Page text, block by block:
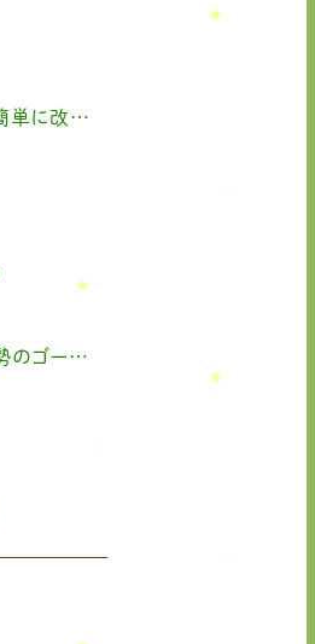
二重アゴと喉のたるみを簡単に改善したいなら
姿勢の基礎⑤「正しい姿勢のゴールを知る（正しい姿勢とは？）」